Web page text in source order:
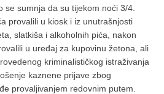
se sumnja da su tijekom noći 3/4.
provalili u kiosk i iz unutrašnjosti
slatkiša i alkoholnih pića, nakon
u uređaj za kupovinu žetona, ali
kriminalističkog istraživanja
kaznene prijave zbog
provaljivanjem redovnim putem.